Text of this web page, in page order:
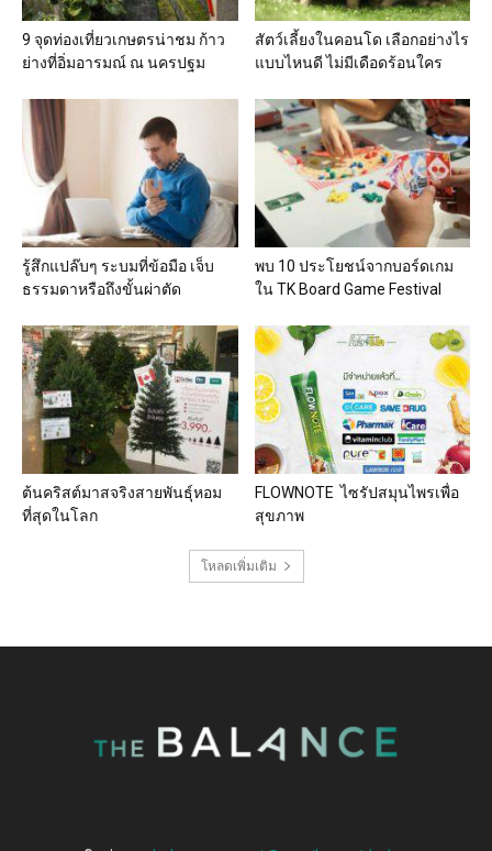
9 จุดท่องเที่ยวเกษตรน่าชม ก้าว
ย่างที่อิ่มอารมณ์ ณ นครปฐม
สัตว์เลี้ยงในคอนโด เลือกอย่างไร
แบบไหนดี ไม่มีเดือดร้อนใคร
รู้สึกแปล๊บๆ ระบมที่ข้อมือ เจ็บ
ธรรมดาหรือถึงขั้นผ่าตัด
พบ 10 ประโยชน์จากบอร์ดเกม
ใน TK Board Game Festival
ต้นคริสต์มาสจริงสายพันธุ์หอม
ที่สุดในโลก
FLOWNOTE ไซรัปสมุนไพรเพื่อ
สุขภาพ
โหลดเพิ่มเติม